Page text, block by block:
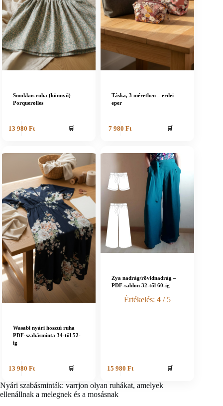
Smokkos ruha (könnyű)
Porquerolles
13 980 Ft 🛒
Táska, 3 méretben – erdei
eper
7 980Ft 🛒
Wasabi nyári hosszú ruha
PDF-szabásminta 34-től 52-
ig
13 980 Ft 🛒
Zya nadrág/rövidnadrág –
PDF-sablon 32-től 60-ig
Értékelés:4 / 5
15 980 Ft
🛒
Nyári szabásminták: varrjon olyan ruhákat, amelyek
ellenállnak a melegnek és a mosásnak